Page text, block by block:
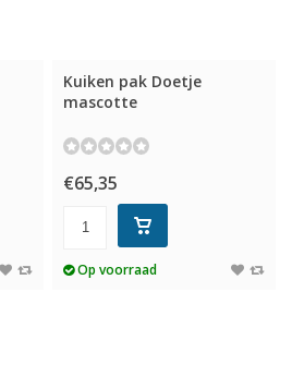
Kuiken pak Doetje
mascotte
€65,35
Op voorraad